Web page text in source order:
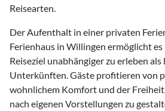
Reisearten.
Der Aufenthalt in einer privaten
Ferienhaus in Willingen ermöglicht es
Reiseziel unabhängiger zu erleben
Unterkünften. Gäste profitieren von
wohnlichem Komfort und der
nach eigenen Vorstellungen zu